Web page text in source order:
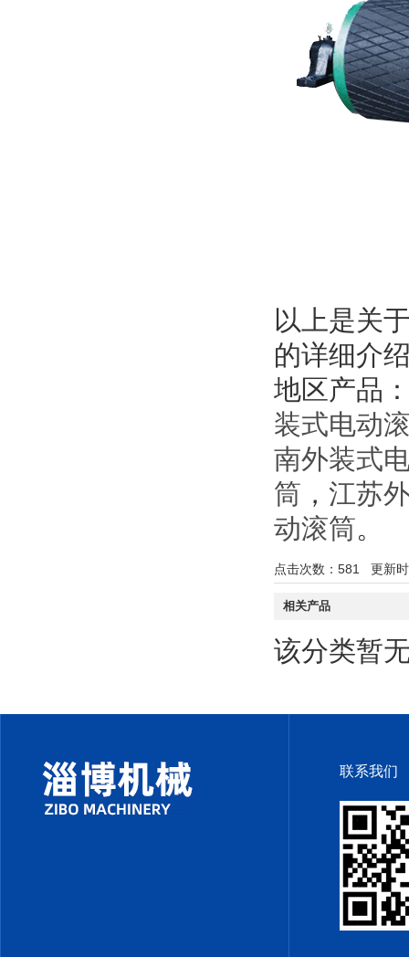
以上是关
的详细介
地区产品
装式电动
南外装式
筒 ， 江苏
动滚筒。
点击次数： 581 更新
相关产品
该分类暂
联系我们